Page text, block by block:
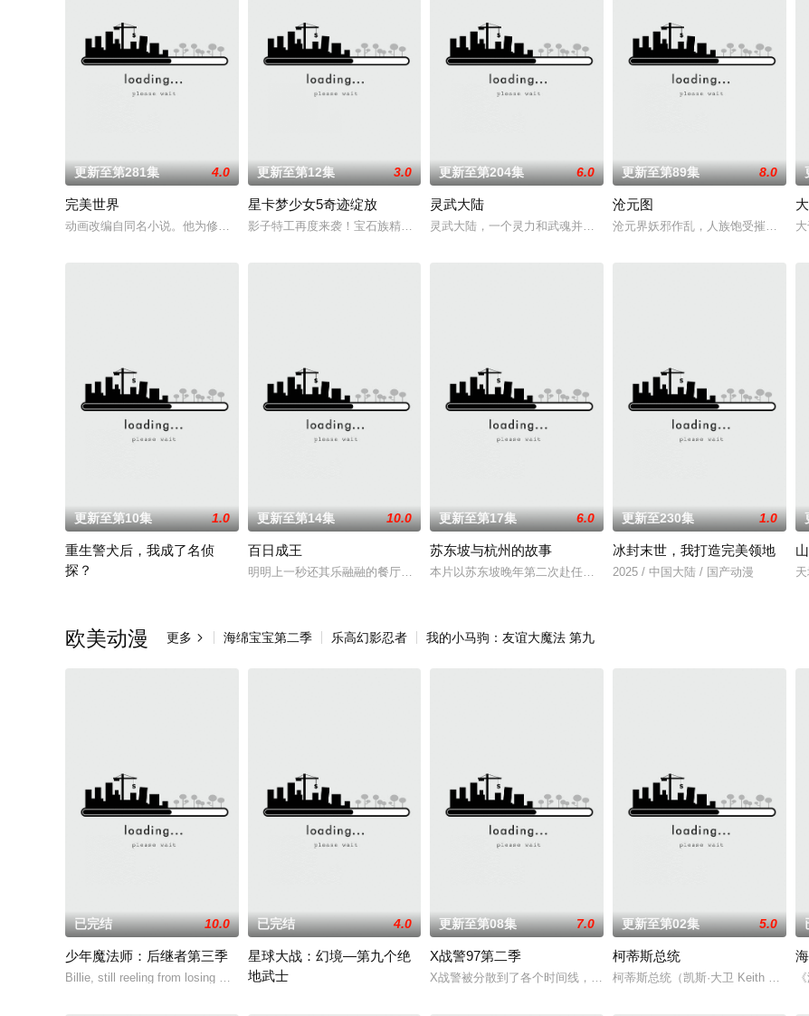
更新至第281集 4.0
完美世界
动画改编自同名小说。他为修道而生，为应劫而至，他身化亿万血雨，洒落万古岁月，经历无数时空的熬炼，岁月长河的洗礼，他化万古，他
更新至第12集 3.0
星卡梦少女5奇迹绽放
影子特工再度来袭！宝石族精灵竟然成了关键所在！东方桃子与伙伴们一边为救治师父森木宇冲击仙蜜试
更新至第204集 6.0
灵武大陆
灵武大陆，一个灵力和武魂并存的世界，灵修一念动山河，武者徒手撕
更新至第89集 8.0
沧元图
沧元界妖邪作乱，人族饱受摧残，主
更新至第10集 1.0
重生警犬后，我成了名侦
探？
更新至第14集 10.0
百日成王
明明上一秒还其乐融融的餐厅，下一秒竟然血流成河……明明是爱民如子的君王下一秒竟然变成嗜血凶兽
更新至第17集 6.0
苏东坡与杭州的故事
本片以苏东坡晚年第二次赴任杭州，与老友佛印（一心想将苏东坡渡入
更新至230集 1.0
冰封末世，我打造完美领地
2025 / 中国大陆 / 国产动漫
欧美动漫 更多  海绵宝宝第二季 乐高幻影忍者 我的小马驹：友谊大魔法 第九
已完结 10.0
少年魔法师：后继者第三季
Billie, still reeling from losing Alex at the end of Season 2, discovers that the only
已完结 4.0
星球大战：幻境—第九个绝
地武士
更新至第08集 7.0
X战警97第二季
X战警被分散到了各个时间线，从过去，到未来，而他们将在最脆弱的
更新至第02集 5.0
柯蒂斯总统
柯蒂斯总统（凯斯·大卫 Keith David